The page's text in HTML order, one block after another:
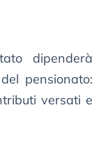
dipenderà
pensionato:
versati e